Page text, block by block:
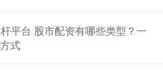
平台 股市配资有哪些类型？一
式